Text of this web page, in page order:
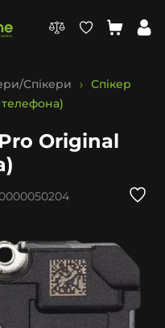
Спікери
Спікер
Original